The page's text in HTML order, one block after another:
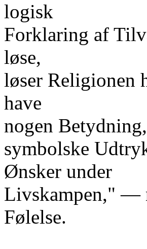
logisk
Forklaring af
løse,
løser Religionen
have
nogen
symbolske
Ønsker under
Livskampen," —
Følelse.